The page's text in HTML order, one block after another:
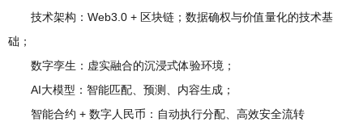
技术架构：Web3.0 + 区块链；数据确权与价值量化的技术基
础；
数字孪生：虚实融合的沉浸式体验环境；
AI大模型：智能匹配、预测、内容生成；
智能合约 + 数字人民币：自动执行分配、高效安全流转